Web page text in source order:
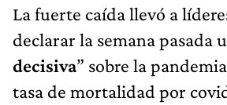
La fuerte caída llevó a
declarar la semana pasada
decisiva” sobre la
tasa de mortalidad por